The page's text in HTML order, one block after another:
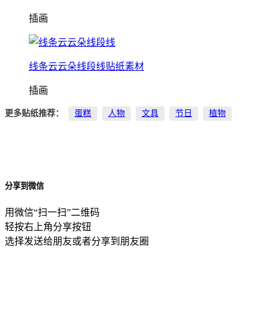
插画
线条云云朵线段线贴纸素材
插画
更多贴纸推荐： 蛋糕 人物 文具 节日 植物
分享到微信
用微信“扫一扫”二维码
轻按右上角分享按钮
选择发送给朋友或者分享到朋友圈